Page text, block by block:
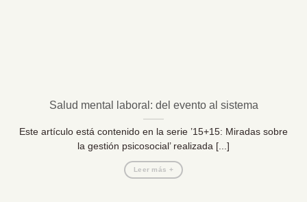
Salud mental laboral: del evento al sistema
Este artículo está contenido en la serie ’15+15: Miradas sobre
la gestión psicosocial’ realizada [...]
Leer más +